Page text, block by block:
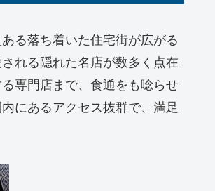
る落ち着いた住宅街が広がる
れる隠れた名店が数多く点在
専門店まで、食通をも唸らせ
にあるアクセス抜群で、満足